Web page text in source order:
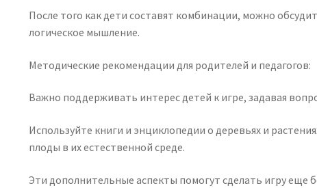
После того как дети составят комбинации, можно
логическое мышление.
Методические рекомендации для родителей и педагогов:
Важно поддерживать интерес детей к игре, задавая
Используйте книги и энциклопедии о деревьях и
плоды в их естественной среде.
Эти дополнительные аспекты помогут сделать игру еще